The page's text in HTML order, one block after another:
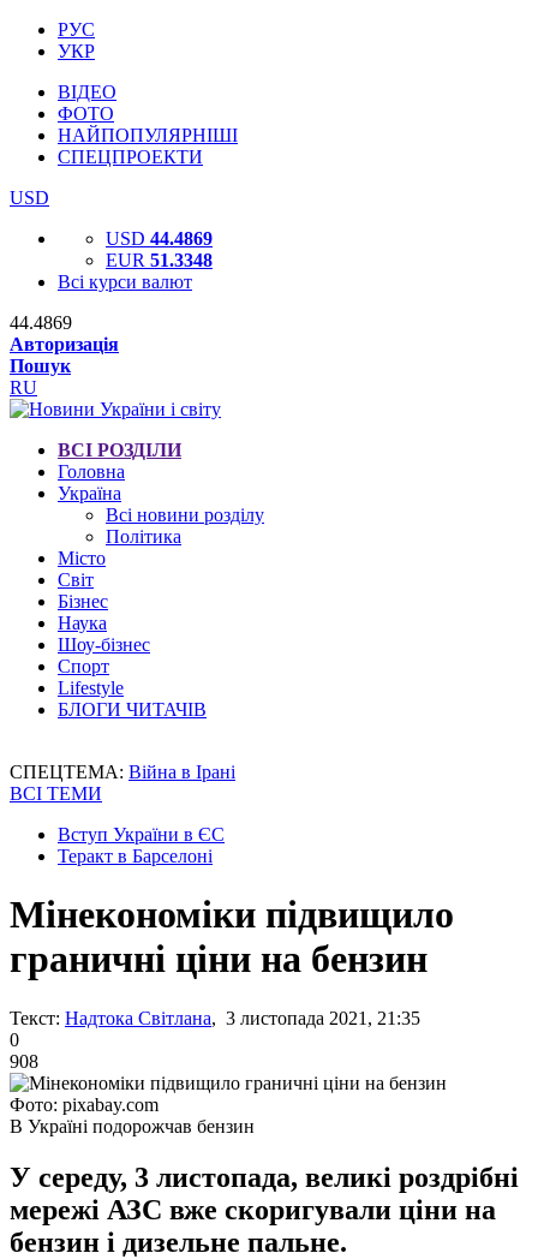
РУС
УКР
ВІДЕО
ФОТО
НАЙПОПУЛЯРНІШІ
СПЕЦПРОЕКТИ
USD
USD 44.4869
EUR 51.3348
Всі курси валют
44.4869
Авторизація
Пошук
RU
ВСІ РОЗДІЛИ
Головна
Україна
Всі новини розділу
Політика
Місто
Світ
Бізнес
Наука
Шоу-бізнес
Спорт
Lifestyle
БЛОГИ ЧИТАЧІВ
СПЕЦТЕМА: Війна в Ірані
ВСІ ТЕМИ
Вступ України в ЄС
Теракт в Барселоні
Мінекономіки підвищило
граничні ціни на бензин
Текст: Надтока Світлана, 3 листопада 2021, 21:35
0
908
Фото: pixabay.com
В Україні подорожчав бензин
У середу, 3 листопада, великі роздрібні
мережі АЗС вже скоригували ціни на
бензин і дизельне пальне.